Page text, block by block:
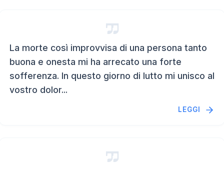
La morte così improvvisa di una persona tanto
buona e onesta mi ha arrecato una forte
sofferenza. In questo giorno di lutto mi unisco al
vostro dolor...
LEGGI